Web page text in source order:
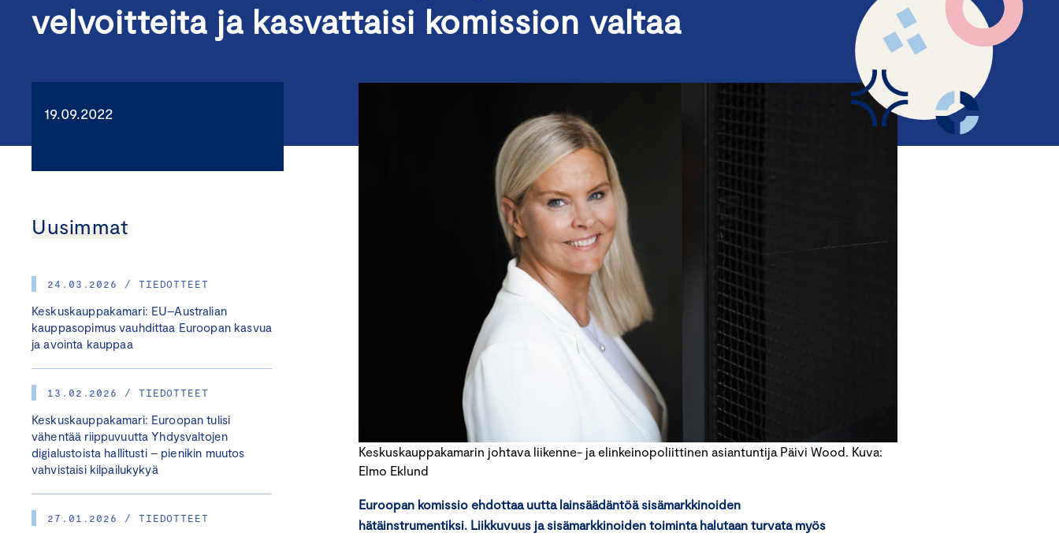
velvoitteita ja kasvattaisi komission valtaa
19.09.2022
Uusimmat
24.03.2026 / TIEDOTTEET
Keskuskauppakamari: EU–Australian
kauppasopimus vauhdittaa Euroopan kasvua
ja avointa kauppaa
13.02.2026 / TIEDOTTEET
Keskuskauppakamari: Euroopan tulisi
vähentää riippuvuutta Yhdysvaltojen
digialustoista hallitusti – pienikin muutos
vahvistaisi kilpailukykyä
27.01.2026 / TIEDOTTEET
Keskuskauppakamarin johtava liikenne- ja elinkeinopoliittinen asiantuntija Päivi Wood. Kuva:
Elmo Eklund
Euroopan komissio ehdottaa uutta lainsäädäntöä sisämarkkinoiden
hätäinstrumentiksi. Liikkuvuus ja sisämarkkinoiden toiminta halutaan turvata myös